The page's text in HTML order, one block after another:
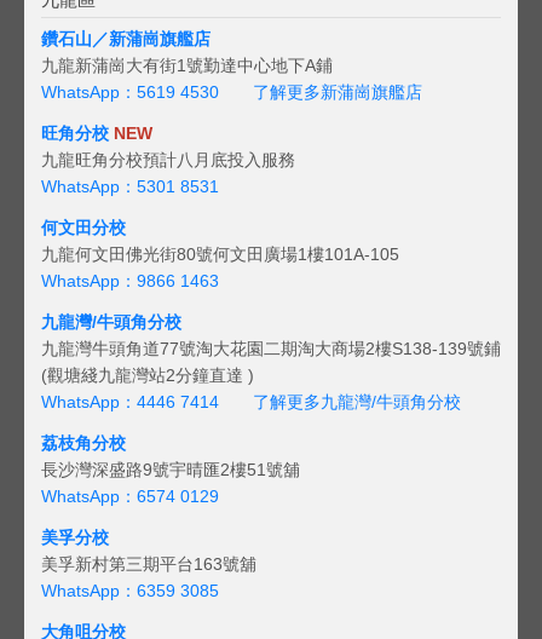
鑽石山／新蒲崗旗艦店
九龍新蒲崗大有街1號勤達中心地下A鋪
WhatsApp：5619 4530
了解更多新蒲崗旗艦店
旺角分校 NEW
九龍旺角分校預計八月底投入服務
WhatsApp：5301 8531
何文田分校
九龍何文田佛光街80號何文田廣場1樓101A-105
WhatsApp：9866 1463
九龍灣/牛頭角分校
九龍灣牛頭角道77號淘大花園二期淘大商場2樓S138-139號鋪
(觀塘綫九龍灣站2分鐘直達 )
WhatsApp：4446 7414
了解更多九龍灣/牛頭角分校
荔枝角分校
長沙灣深盛路9號宇晴匯2樓51號舖
WhatsApp：6574 0129
美孚分校
美孚新村第三期平台163號舖
WhatsApp：6359 3085
大角咀分校